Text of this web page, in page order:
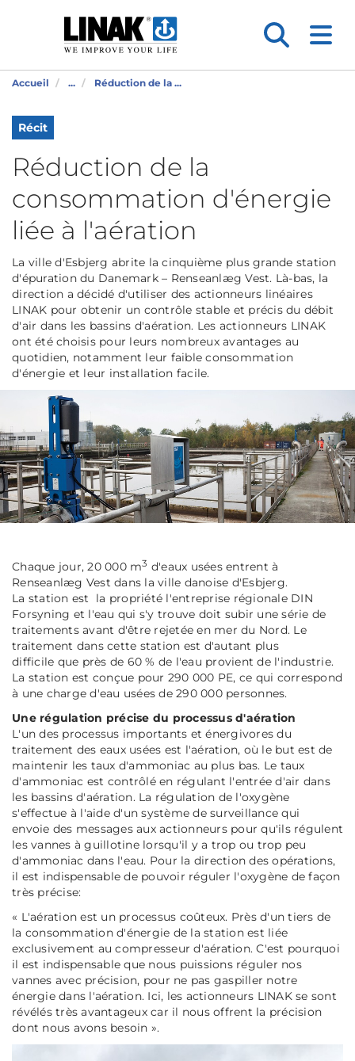
Accueil ... Réduction de la ...
Récit
Réduction de la
consommation d'énergie
liée à l'aération
La ville d'Esbjerg abrite la cinquième plus grande station
d'épuration du Danemark – Renseanlæg Vest. Là-bas, la
direction a décidé d'utiliser des actionneurs linéaires
LINAK pour obtenir un contrôle stable et précis du débit
d'air dans les bassins d'aération. Les actionneurs LINAK
ont été choisis pour leurs nombreux avantages au
quotidien, notamment leur faible consommation
d'énergie et leur installation facile.
Chaque jour, 20 000 m3 d'eaux usées entrent à
Renseanlæg Vest dans la ville danoise d'Esbjerg.
La station est la propriété l'entreprise régionale DIN
Forsyning et l'eau qui s'y trouve doit subir une série de
traitements avant d'être rejetée en mer du Nord. Le
traitement dans cette station est d'autant plus
difficile que près de 60 % de l'eau provient de l'industrie.
La station est conçue pour 290 000 PE, ce qui correspond
à une charge d'eau usées de 290 000 personnes.
Une régulation précise du processus d'aération
L'un des processus importants et énergivores du
traitement des eaux usées est l'aération, où le but est de
maintenir les taux d'ammoniac au plus bas. Le taux
d'ammoniac est contrôlé en régulant l'entrée d'air dans
les bassins d'aération. La régulation de l'oxygène
s'effectue à l'aide d'un système de surveillance qui
envoie des messages aux actionneurs pourqu'ils régulent
les vannes à guillotinelorsqu'il y a trop ou trop peu
d'ammoniac dans l'eau. Pour la direction des opérations,
il est indispensable de pouvoir réguler l'oxygène de façon
très précise:
« L'aération est un processus coûteux. Près d'un tiers de
la consommation d'énergie de la station est liée
exclusivement au compresseur d'aération. C'est pourquoi
il est indispensable que nous puissions réguler nos
vannes avec précision, pour ne pas gaspiller notre
énergie dans l'aération. Ici, les actionneurs LINAK se sont
révélés très avantageux car il nous offrent la précision
dont nous avons besoin ».